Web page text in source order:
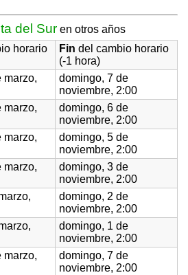
del Sur en otros años
horario
Fin del cambio horario
(-1 hora)
marzo,
domingo, 7 de
noviembre, 2:00
marzo,
domingo, 6 de
noviembre, 2:00
marzo,
domingo, 5 de
noviembre, 2:00
marzo,
domingo, 3 de
noviembre, 2:00
domingo, 2 de
noviembre, 2:00
domingo, 1 de
noviembre, 2:00
marzo,
domingo, 7 de
noviembre, 2:00